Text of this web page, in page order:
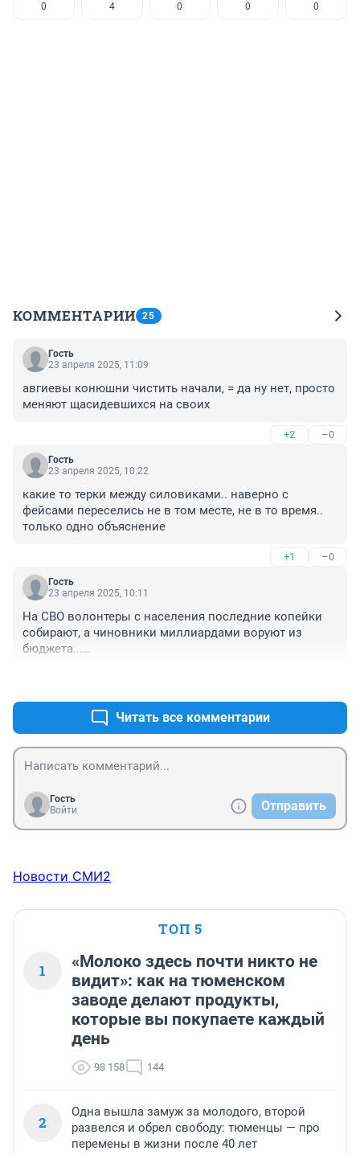
0 4 0 0 0
КОММЕНТАРИИ 25
Гость
23 апреля 2025, 11:09
авгиевы конюшни чистить начали, = да ну нет, просто
меняют щасидевшихся на своих
+2 –0
Гость
23 апреля 2025, 10:22
какие то терки между силовиками.. наверно с
фейсами переселись не в том месте, не в то время..
только одно объяснение
+1 –0
Гость
23 апреля 2025, 10:11
На СВО волонтеры с населения последние копейки
собирают, а чиновники миллиардами воруют из
бюджета...
Читать все комментарии
Гость
Войти
Отправить
Новости СМИ2
ТОП 5
1
«Молоко здесь почти никто не
видит»: как на тюменском
заводе делают продукты,
которые вы покупаете каждый
день
98 158 144
2
Одна вышла замуж за молодого, второй
развелся и обрел свободу: тюменцы — про
перемены в жизни после 40 лет